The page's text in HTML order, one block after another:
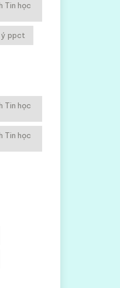
Tin học
ý ppct
Tin học
Tin học